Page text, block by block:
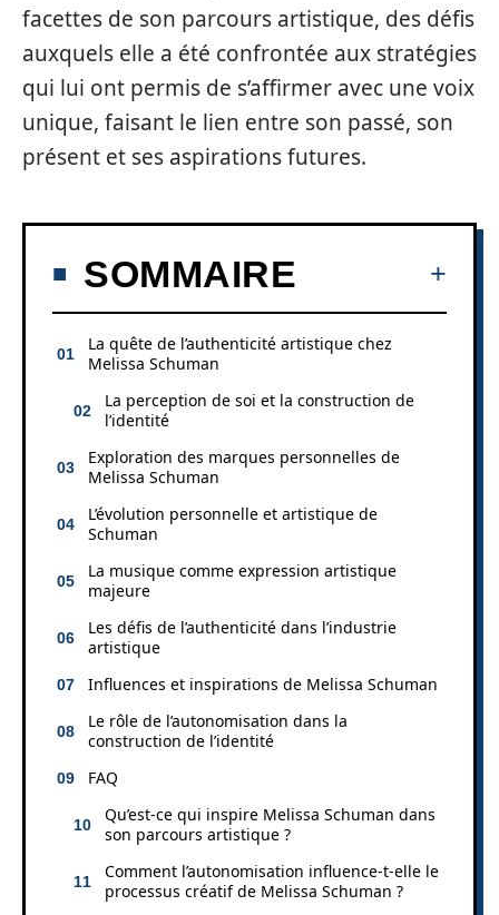
facettes de son parcours artistique, des défis
auxquels elle a été confrontée aux stratégies
qui lui ont permis de s’affirmer avec une voix
unique, faisant le lien entre son passé, son
présent et ses aspirations futures.
SOMMAIRE
La quête de l’authenticité artistique chez
Melissa Schuman
La perception de soi et la construction de
l’identité
Exploration des marques personnelles de
Melissa Schuman
L’évolution personnelle et artistique de
Schuman
La musique comme expression artistique
majeure
Les défis de l’authenticité dans l’industrie
artistique
Influences et inspirations de Melissa Schuman
Le rôle de l’autonomisation dans la
construction de l’identité
FAQ
Qu’est-ce qui inspire Melissa Schuman dans
son parcours artistique ?
Comment l’autonomisation influence-t-elle le
processus créatif de Melissa Schuman ?